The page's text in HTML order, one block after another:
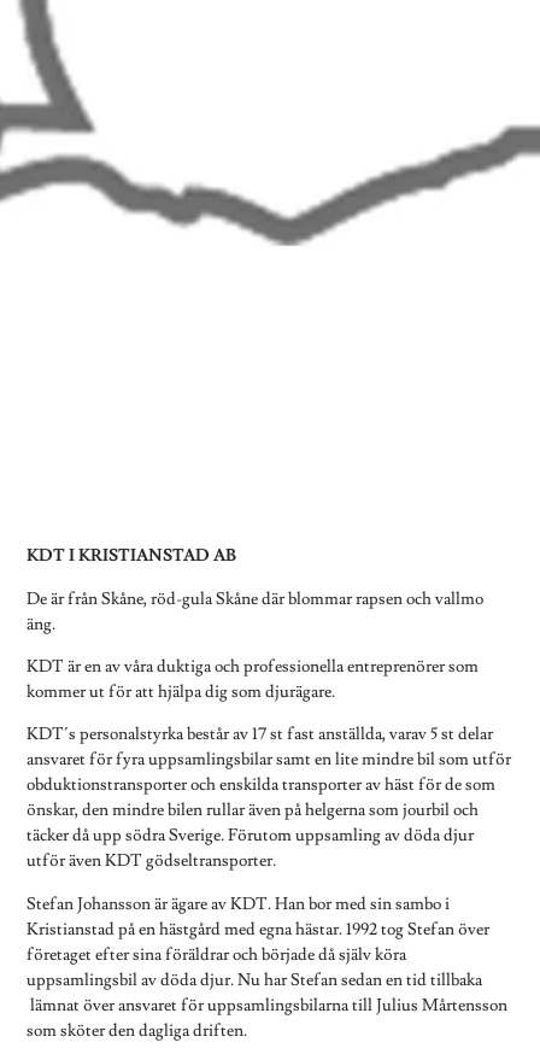
KDT I KRISTIANSTAD AB
De är från Skåne, röd-gula Skåne där blommar rapsen och vallmo
äng.
KDT är en av våra duktiga och professionella entreprenörer som
kommer ut för att hjälpa dig som djurägare.
KDT´s personalstyrka består av 17 st fast anställda, varav 5 st delar
ansvaret för fyra uppsamlingsbilar samt en lite mindre bil som utför
obduktionstransporter och enskilda transporter av häst för de som
önskar, den mindre bilen rullar även på helgerna som jourbil och
täcker då upp södra Sverige. Förutom uppsamling av döda djur
utför även KDT gödseltransporter.
Stefan Johansson är ägare av KDT. Han bor med sin sambo i
Kristianstad på en hästgård med egna hästar. 1992 tog Stefan över
företaget efter sina föräldrar och började då själv köra
uppsamlingsbil av döda djur. Nu har Stefan sedan en tid tillbaka
lämnat över ansvaret för uppsamlingsbilarna till Julius Mårtensson
som sköter den dagliga driften.